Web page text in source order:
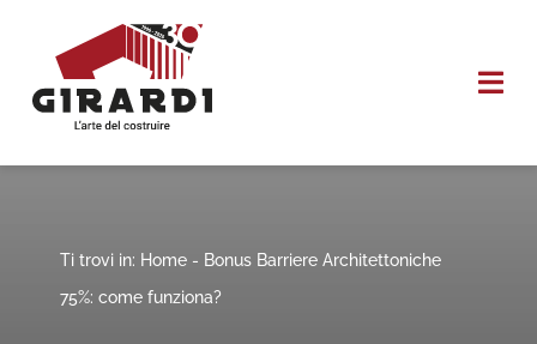
contenuto
CHI SIAMO
Ti trovi in: Home- Bonus Barriere Architettoniche
75%: come funziona?